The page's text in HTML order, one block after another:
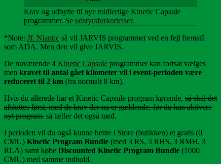
Krav og udbytte til nye midlertige Kinetic Capsule
programmer. Se udstyrsforkortelser.
*Note: Jf. Niantic så vil JARVIS programmet ved en fejl fremstå
som ADA. Men den vil give JARVIS.
De nuværende 4 Kinetic Capsule programmer kan fortsat vælges
men kravet til antal gået kilometer vil i event-perioden være
reduceret til 2 km (fra normalt 8 km).
Hvis du allerede har et Kinetic Capsule program kørende, så skal det
afsluttes først, med de krav der nu er gældende, før du kan aktivere
nyt program. så tæller det også med.
I perioden vil du også kunne hente i Store (butikken) et gratis (0
CMU) Kinetic Program Bundle (med 3 RS, 3 RHS, 3 RMH, 3
RLA) samt købe Discounted Kinetic Program Bundle (1000
CMU) med samme indhold.